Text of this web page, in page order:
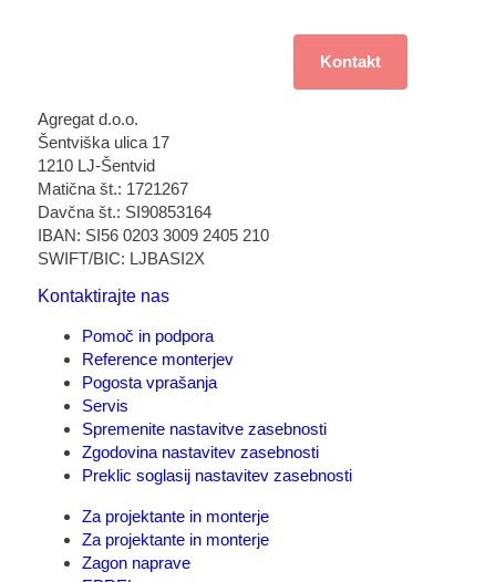
Kontakt
Agregat d.o.o.
Šentviška ulica 17
1210 LJ-Šentvid
Matična št.: 1721267
Davčna št.: SI90853164
IBAN: SI56 0203 3009 2405 210
SWIFT/BIC: LJBASI2X
Kontaktirajte nas
Pomoč in podpora
Reference monterjev
Pogosta vprašanja
Servis
Spremenite nastavitve zasebnosti
Zgodovina nastavitev zasebnosti
Preklic soglasij nastavitev zasebnosti
Za projektante in monterje
Za projektante in monterje
Zagon naprave